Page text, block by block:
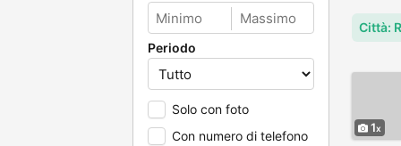
Periodo
Solo con foto
Con numero di telefono
Città:
1